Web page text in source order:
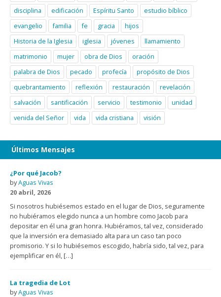
disciplina
edificación Espíritu Santo
estudio bíblico
evangelio
familia fe gracia
hijos
Historia de la Iglesia
iglesia jóvenes
llamamiento
matrimonio
mujer obra de Dios
oración
palabra de Dios
pecado profecía
propósito de Dios
quebrantamiento
reflexión restauración
revelación
salvación
santificación servicio testimonio
unidad
venida del Señor
vida vida cristiana visión
Últimos Mensajes
¿Por qué Jacob?
byAguas Vivas
20 abril, 2026
Si nosotros hubiésemos estado en el lugar de Dios, seguramente
no hubiéramos elegido nunca a un hombre como Jacob para
depositar en él una gran honra. Hubiéramos, tal vez, considerado
que la inversión era demasiado alta para un caso tan poco
promisorio. Y si lo hubiésemos escogido, habría sido, tal vez, para
ejemplificar en él, […]
La tragedia de Lot
byAguas Vivas